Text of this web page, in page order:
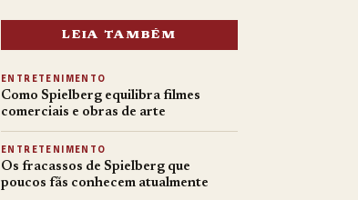
LEIA TAMBÉM
ENTRETENIMENTO
Como Spielberg equilibra filmes
comerciais e obras de arte
ENTRETENIMENTO
Os fracassos de Spielberg que
poucos fãs conhecem atualmente